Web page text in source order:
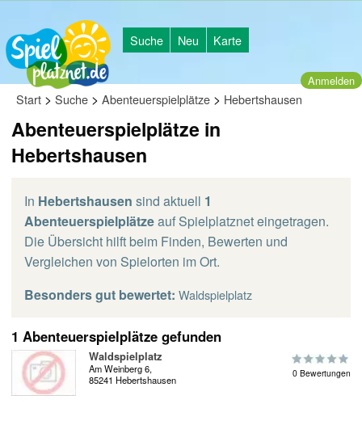
Suche Neu Karte
Anmelden
Start > Suche > Abenteuerspielplätze > Hebertshausen
Abenteuerspielplätze in
Hebertshausen
In Hebertshausen sind aktuell 1
Abenteuerspielplätzeauf Spielplatznet eingetragen.
Die Übersicht hilft beim Finden, Bewerten und
Vergleichen von Spielorten im Ort.
Besonders gut bewertet: Waldspielplatz
1 Abenteuerspielplätze gefunden
Waldspielplatz
Am Weinberg 6,
85241 Hebertshausen
0 Bewertungen